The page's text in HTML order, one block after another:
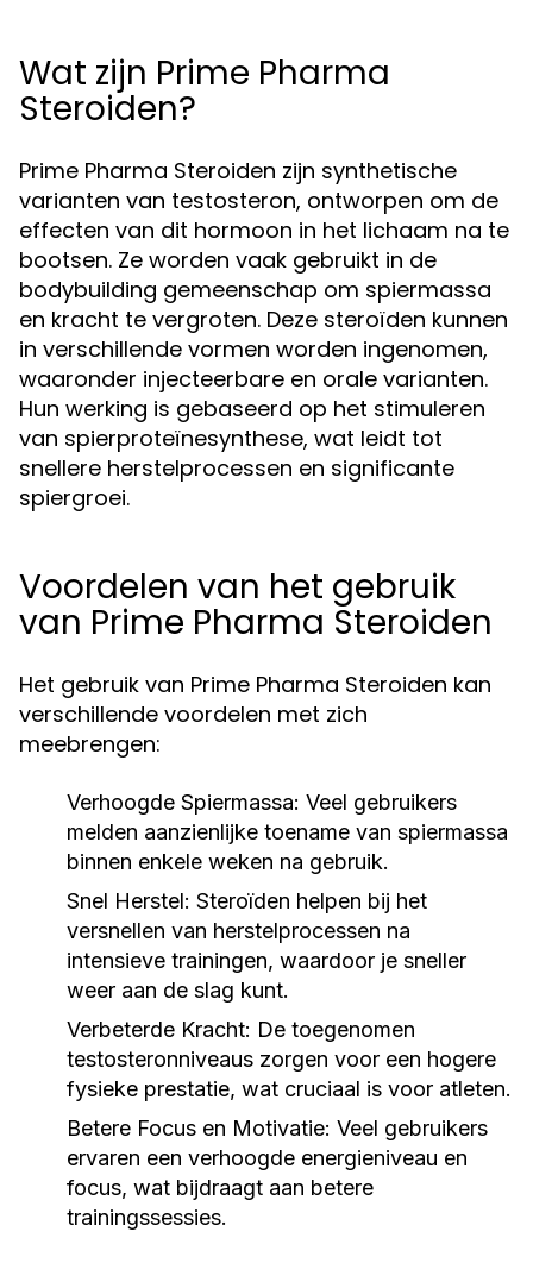
Wat zijn Prime Pharma
Steroiden?
Prime Pharma Steroiden zijn synthetische
varianten van testosteron, ontworpen om de
effecten van dit hormoon in het lichaam na te
bootsen. Ze worden vaak gebruikt in de
bodybuilding gemeenschap om spiermassa
en kracht te vergroten. Deze steroïden kunnen
in verschillende vormen worden ingenomen,
waaronder injecteerbare en orale varianten.
Hun werking is gebaseerd op het stimuleren
van spierproteïnesynthese, wat leidt tot
snellere herstelprocessen en significante
spiergroei.
Voordelen van het gebruik
van Prime Pharma Steroiden
Het gebruik van Prime Pharma Steroiden kan
verschillende voordelen met zich
meebrengen:
Verhoogde Spiermassa: Veel gebruikers
melden aanzienlijke toename van spiermassa
binnen enkele weken na gebruik.
Snel Herstel: Steroïden helpen bij het
versnellen van herstelprocessen na
intensieve trainingen, waardoor je sneller
weer aan de slag kunt.
Verbeterde Kracht: De toegenomen
testosteronniveaus zorgen voor een hogere
fysieke prestatie, wat cruciaal is voor atleten.
Betere Focus en Motivatie: Veel gebruikers
ervaren een verhoogde energieniveau en
focus, wat bijdraagt aan betere
trainingssessies.